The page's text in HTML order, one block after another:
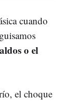
cuando
o el
el choque